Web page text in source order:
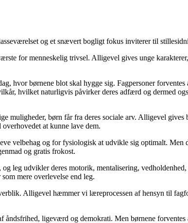
og et snævert bogligt fokus inviterer til
for menneskelig trivsel. Alligevel gives unge
hvor børnene blot skal hygge sig. Fagpersoner
hvilket naturligvis påvirker deres adfærd og dermed
muligheder, børn får fra deres sociale arv. Alligevel
at kunne lave dem.
velbehag og for fysiologisk at udvikle sig optimalt.
og gratis frokost.
leg udvikler deres motorik, mentalisering,
mere overlevelse end leg.
Alligevel hæmmer vi læreprocessen af hensyn til
ligeværd og demokrati. Men børnene forventes